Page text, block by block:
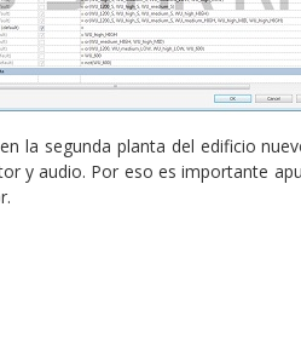
la segunda planta del edificio
y audio. Por eso es importante